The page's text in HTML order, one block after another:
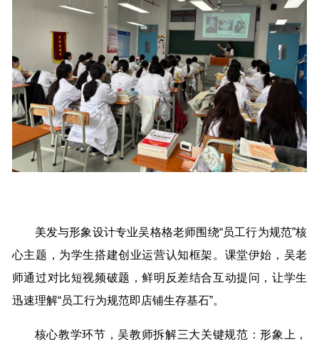
美发与形象设计专业吴格格老师围绕“员工行为规范”核
心主题，为学生搭建创业运营认知框架。课堂伊始，吴老
师通过对比短视频破题，鲜明反差结合互动提问，让学生
迅速理解“员工行为规范即店铺生存基石”。
核心教学环节，吴教师拆解三大关键规范：形象上，